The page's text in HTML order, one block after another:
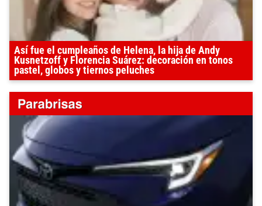
Así fue el cumpleaños de Helena, la hija de Andy
Kusnetzoff y Florencia Suárez: decoración en tonos
pastel, globos y tiernos peluches